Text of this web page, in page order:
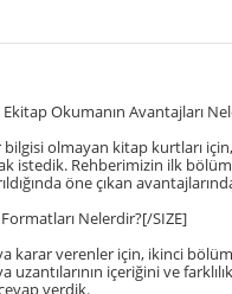
Okumanın Avantajları
olmayan kitap kurtları
istedik. Rehberimizin ilk
öne çıkan
Nelerdir?[/SIZE]
karar verenler için, ikinci
içeriğini ve
verdik.